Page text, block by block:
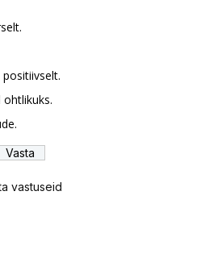
ohtlikuks.
vastuseid